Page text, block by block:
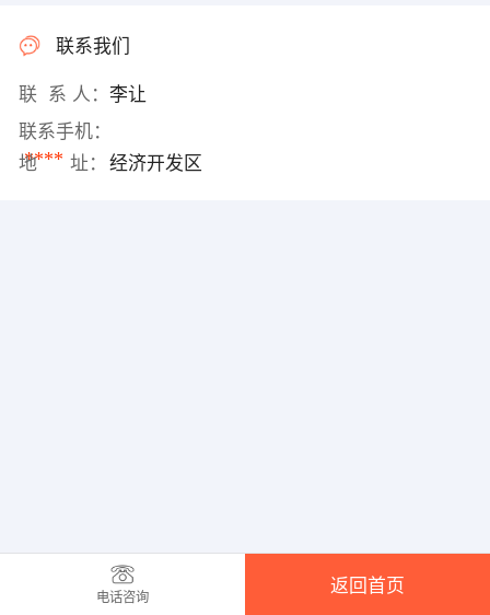
联系我们
联 系 人： 李让
联系手机：
****
地 址： 经济开发区
电话咨询
返回首页